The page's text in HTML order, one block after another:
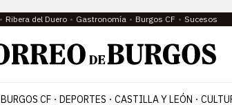
Ribera del Duero Gastronomía Burgos CF Sucesos
BURGOS CF DEPORTES CASTILLA Y LEÓN